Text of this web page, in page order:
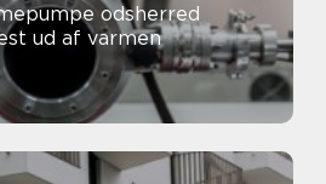
odsherred
ud af varmen